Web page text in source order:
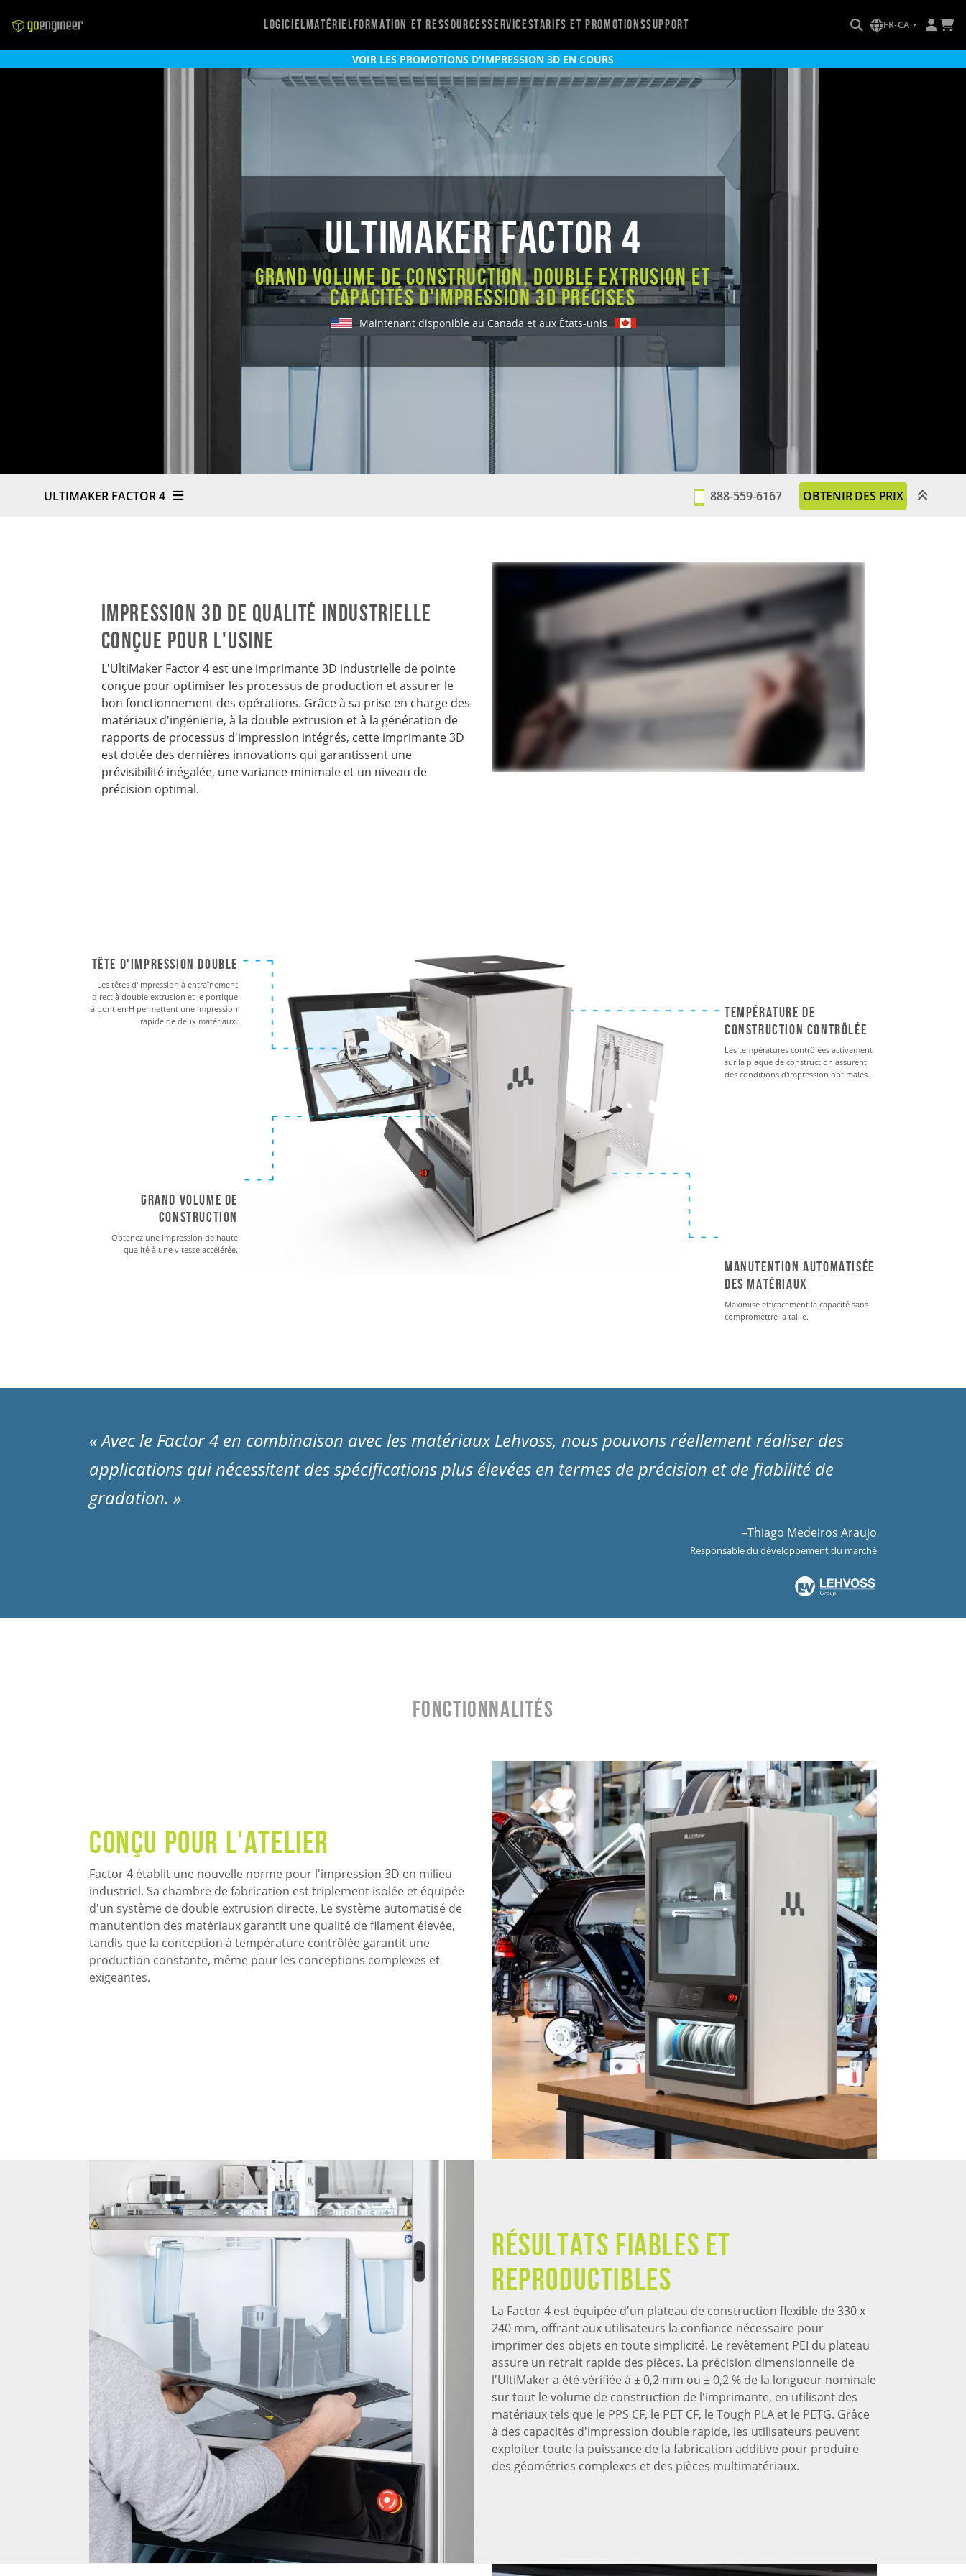
LogicielMatérielFormation et ressourcesServicesTarifs et promotionsSupport FR-CA
VOIR LES PROMOTIONS D'IMPRESSION 3D EN COURS
UltiMaker Factor 4
Grand volume de construction, double extrusion et
capacités d'impression 3D précises
Maintenant disponible au Canada et aux États-unis
ULTIMAKER FACTOR 4 888-559-6167 OBTENIR DES PRIX
Impression 3D de qualité industrielle
conçue pour l'usine
L'UltiMaker Factor 4 est une imprimante 3D industrielle de pointe
conçue pour optimiser les processus de production et assurer le
bon fonctionnement des opérations. Grâce à sa prise en charge des
matériaux d'ingénierie, à la double extrusion et à la génération de
rapports de processus d'impression intégrés, cette imprimante 3D
est dotée des dernières innovations qui garantissent une
prévisibilité inégalée, une variance minimale et un niveau de
précision optimal.
Tête d'impression double
Les têtes d'impression à entraînement
direct à double extrusion et le portique
à pont en H permettent une impression
rapide de deux matériaux.
Grand volume de
construction
Obtenez une impression de haute
qualité à une vitesse accélérée.
température de
construction contrôlée
Les températures contrôlées activement
sur la plaque de construction assurent
des conditions d'impression optimales.
Manutention automatisée
des matériaux
Maximise efficacement la capacité sans
compromettre la taille.
« Avec le Factor 4 en combinaison avec les matériaux Lehvoss, nous pouvons réellement réaliser des
applications qui nécessitent des spécifications plus élevées en termes de précision et de fiabilité de
gradation. »
–Thiago Medeiros Araujo
Responsable du développement du marché
Fonctionnalités
Conçu pour l'atelier
Factor 4 établit une nouvelle norme pour l'impression 3D en milieu
industriel. Sa chambre de fabrication est triplement isolée et équipée
d'un système de double extrusion directe. Le système automatisé de
manutention des matériaux garantit une qualité de filament élevée,
tandis que la conception à température contrôlée garantit une
production constante, même pour les conceptions complexes et
exigeantes.
Résultats fiables et
reproductibles
La Factor 4 est équipée d'un plateau de construction flexible de 330 x
240 mm, offrant aux utilisateurs la confiance nécessaire pour
imprimer des objets en toute simplicité. Le revêtement PEI du plateau
assure un retrait rapide des pièces. La précision dimensionnelle de
l'UltiMaker a été vérifiée à ± 0,2 mm ou ± 0,2 % de la longueur nominale
sur tout le volume de construction de l'imprimante, en utilisant des
matériaux tels que le PPS CF, le PET CF, le Tough PLA et le PETG. Grâce
à des capacités d'impression double rapide, les utilisateurs peuvent
exploiter toute la puissance de la fabrication additive pour produire
des géométries complexes et des pièces multimatériaux.